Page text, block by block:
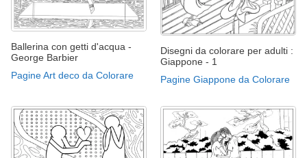
Ballerina con getti d'acqua -
George Barbier
Pagine Art deco da Colorare
Disegni da colorare per adulti :
Giappone - 1
Pagine Giappone da Colorare